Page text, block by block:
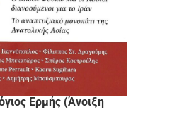
Ερμής (Άνοιξη